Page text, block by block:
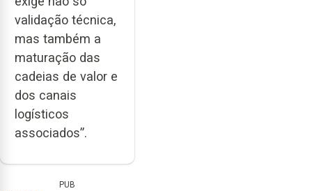
validação técnica,
mas também a
maturação das
cadeias de valor e
dos canais
logísticos
associados”.
PUB